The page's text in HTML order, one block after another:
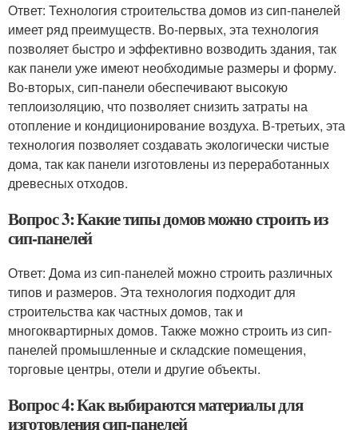
Ответ: Технология строительства домов из сип-панелей
имеет ряд преимуществ. Во-первых, эта технология
позволяет быстро и эффективно возводить здания, так
как панели уже имеют необходимые размеры и форму.
Во-вторых, сип-панели обеспечивают высокую
теплоизоляцию, что позволяет снизить затраты на
отопление и кондиционирование воздуха. В-третьих, эта
технология позволяет создавать экологически чистые
дома, так как панели изготовлены из переработанных
древесных отходов.
Вопрос 3: Какие типы домов можно строить из
сип-панелей
Ответ: Дома из сип-панелей можно строить различных
типов и размеров. Эта технология подходит для
строительства как частных домов, так и
многоквартирных домов. Также можно строить из сип-
панелей промышленные и складские помещения,
торговые центры, отели и другие объекты.
Вопрос 4: Как выбираются материалы для
изготовления сип-панелей